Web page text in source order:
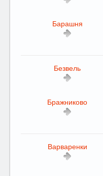
Барашня
Безвель
Бражниково
Варваренки